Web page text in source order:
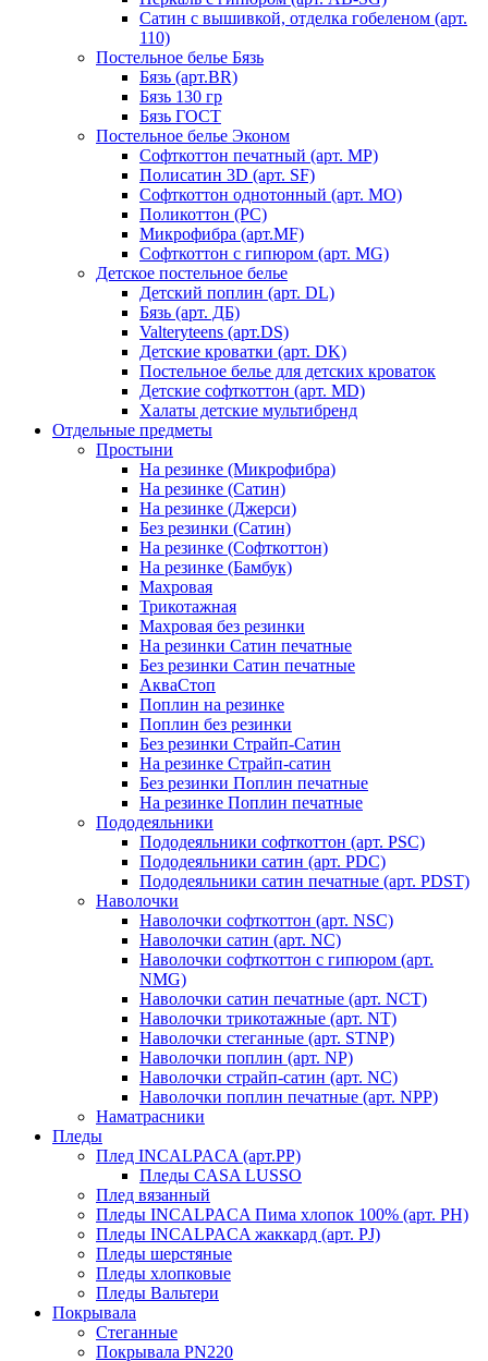
Сатин с вышивкой, отделка гобеленом (арт.
110)
Постельное белье Бязь
Бязь (арт.BR)
Бязь 130 гр
Бязь ГОСТ
Постельное белье Эконом
Софткоттон печатный (арт. MР)
Полисатин 3D (арт. SF)
Софткоттон однотонный (арт. MO)
Поликоттон (PC)
Микрофибра (арт.MF)
Софткоттон с гипюром (арт. MG)
Детское постельное белье
Детский поплин (арт. DL)
Бязь (арт. ДБ)
Valteryteens (арт.DS)
Детские кроватки (арт. DK)
Постельное белье для детских кроваток
Детские софткоттон (арт. MD)
Халаты детские мультибренд
Отдельные предметы
Простыни
На резинке (Микрофибра)
На резинке (Сатин)
На резинке (Джерси)
Без резинки (Сатин)
На резинке (Софткоттон)
На резинке (Бамбук)
Махровая
Трикотажная
Махровая без резинки
На резинки Сатин печатные
Без резинки Сатин печатные
АкваСтоп
Поплин на резинке
Поплин без резинки
Без резинки Страйп-Сатин
На резинке Страйп-сатин
Без резинки Поплин печатные
На резинке Поплин печатные
Пододеяльники
Пододеяльники софткоттон (арт. PSC)
Пододеяльники сатин (арт. PDC)
Пододеяльники сатин печатные (арт. PDST)
Наволочки
Наволочки софткоттон (арт. NSC)
Наволочки сатин (арт. NC)
Наволочки софткоттон с гипюром (арт.
NMG)
Наволочки сатин печатные (арт. NCT)
Наволочки трикотажные (арт. NT)
Наволочки стеганные (арт. STNP)
Наволочки поплин (арт. NP)
Наволочки страйп-сатин (арт. NC)
Наволочки поплин печатные (арт. NPP)
Наматрасники
Пледы
Плед INCALPACA (арт.PP)
Пледы CASA LUSSO
Плед вязанный
Пледы INCALPACA Пима хлопок 100% (арт. PH)
Пледы INCALPACA жаккард (арт. PJ)
Пледы шерстяные
Пледы хлопковые
Пледы Вальтери
Покрывала
Стеганные
Покрывала PN220